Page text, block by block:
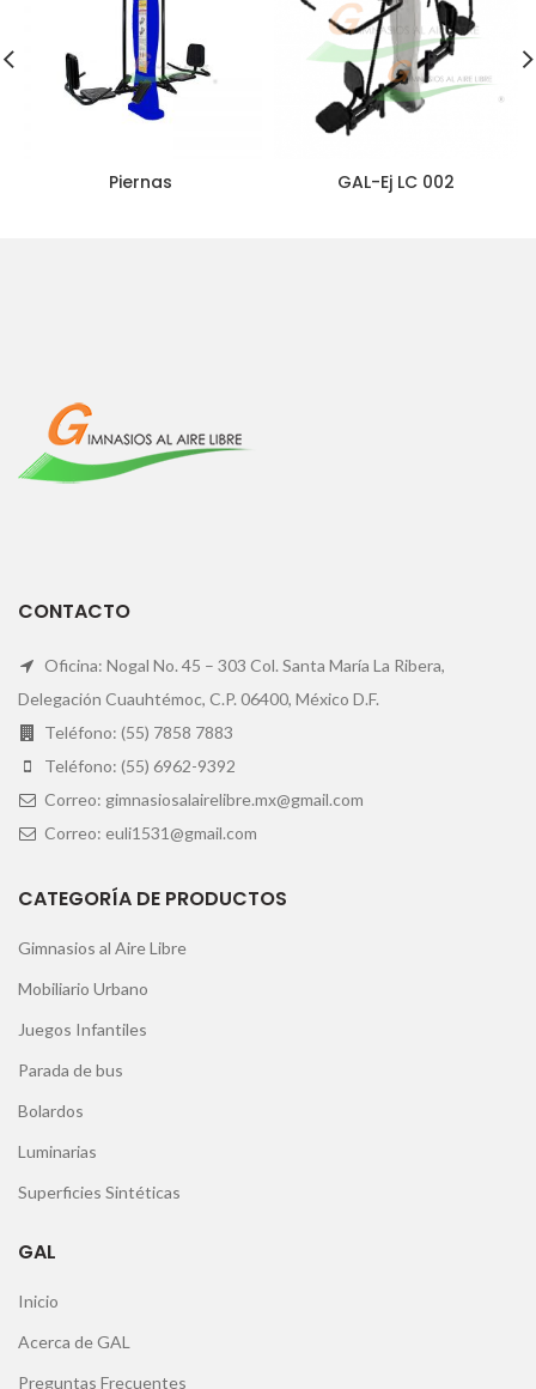
Piernas GAL-Ej LC 002
CONTACTO
Oficina: Nogal No. 45 – 303 Col. Santa María La Ribera,
Delegación Cuauhtémoc, C.P. 06400, México D.F.
Teléfono: (55) 7858 7883
Teléfono: (55) 6962-9392
Correo: gimnasiosalairelibre.mx@gmail.com
Correo: euli1531@gmail.com
CATEGORÍA DE PRODUCTOS
Gimnasios al Aire Libre
Mobiliario Urbano
Juegos Infantiles
Parada de bus
Bolardos
Luminarias
Superficies Sintéticas
GAL
Inicio
Acerca de GAL
Preguntas Frecuentes